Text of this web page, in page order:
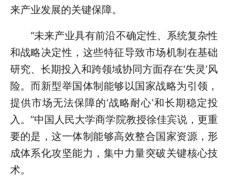
来产业发展的关键保障。
“未来产业具有前沿不确定性、系统复杂性
和战略决定性，这些特征导致市场机制在基础
研究、长期投入和跨领域协同方面存在‘失灵’风
险。而新型举国体制能够以国家战略为引领，
提供市场无法保障的‘战略耐心’和长期稳定投
入。”中国人民大学商学院教授徐佳宾说，更重
要的是，这一体制能够高效整合国家资源，形
成体系化攻坚能力，集中力量突破关键核心技
术。